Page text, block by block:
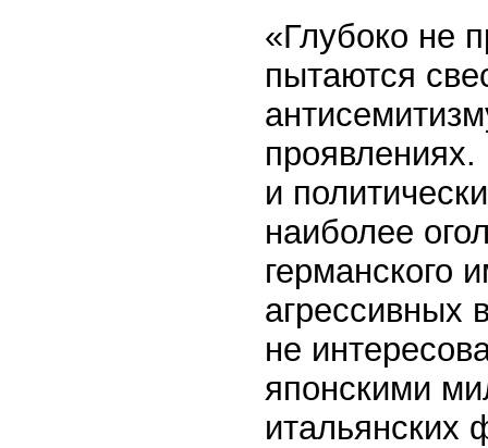
«Глубоко не
пытаются
и
наиболее
германского
агрессивных
не
японскими
итальянских